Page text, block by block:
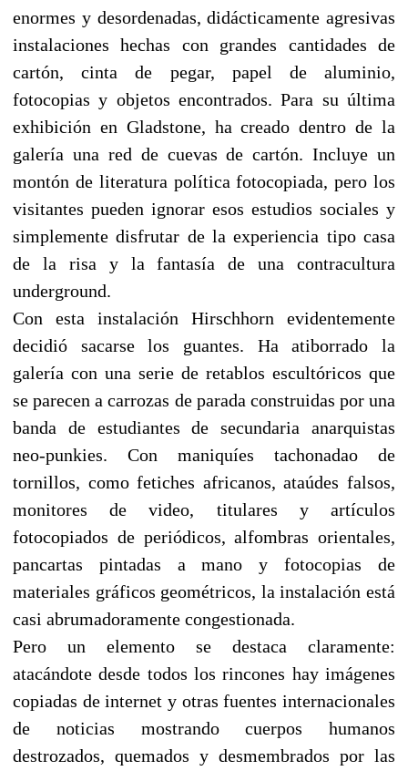
enormes y desordenadas, didácticamente agresivas
instalaciones hechas con grandes cantidades de
cartón, cinta de pegar, papel de aluminio,
fotocopias y objetos encontrados. Para su última
exhibición en Gladstone, ha creado dentro de la
galería una red de cuevas de cartón. Incluye un
montón de literatura política fotocopiada, pero los
visitantes pueden ignorar esos estudios sociales y
simplemente disfrutar de la experiencia tipo casa
de la risa y la fantasía de una contracultura
underground.
Con esta instalación Hirschhorn evidentemente
decidió sacarse los guantes. Ha atiborrado la
galería con una serie de retablos escultóricos que
se parecen a carrozas de parada construidas por una
banda de estudiantes de secundaria anarquistas
neo-punkies. Con maniquíes tachonadao de
tornillos, como fetiches africanos, ataúdes falsos,
monitores de video, titulares y artículos
fotocopiados de periódicos, alfombras orientales,
pancartas pintadas a mano y fotocopias de
materiales gráficos geométricos, la instalación está
casi abrumadoramente congestionada.
Pero un elemento se destaca claramente:
atacándote desde todos los rincones hay imágenes
copiadas de internet y otras fuentes internacionales
de noticias mostrando cuerpos humanos
destrozados, quemados y desmembrados por las